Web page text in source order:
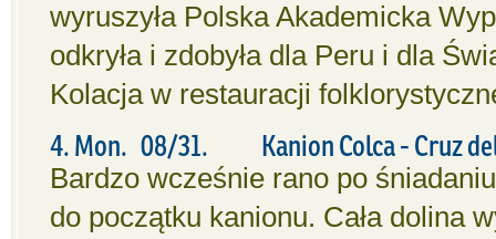
wyruszyła Polska Akademicka
odkryła i zdobyła dla Peru i dla
Kolacja w restauracji
4. Mon. 08/31. Kanion Colca - Cruz del
Bardzo wcześnie rano po
do początku kanionu. Cała dolina